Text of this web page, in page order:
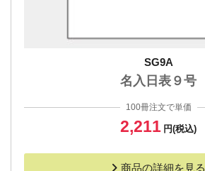
SG9A
名入日表９号
100冊注文で単価
2,211 円(税込)
商品の詳細を見る